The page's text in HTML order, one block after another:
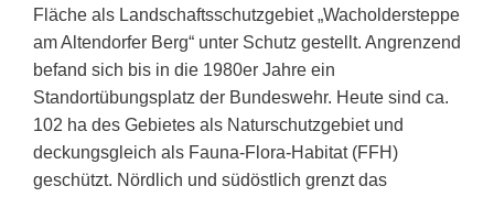
Fläche als Landschaftsschutzgebiet „Wacholdersteppe
am Altendorfer Berg“ unter Schutz gestellt. Angrenzend
befand sich bis in die 1980er Jahre ein
Standortübungsplatz der Bundeswehr. Heute sind ca.
102 ha des Gebietes als Naturschutzgebiet und
deckungsgleich als Fauna-Flora-Habitat (FFH)
geschützt. Nördlich und südöstlich grenzt das